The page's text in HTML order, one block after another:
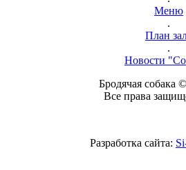
Меню
.
План
.
Новости
Бродячая собака
Все права
Разработка сайта: